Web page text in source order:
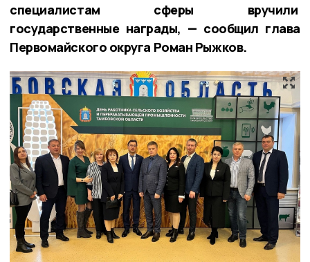
специалистам сферы вручили
государственные награды, — сообщил глава
Первомайского округа Роман Рыжков.